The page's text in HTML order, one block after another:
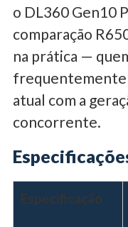
o DL360 Gen10
comparação
na prática —
frequentemente
atual com a
concorrente.
Especificação